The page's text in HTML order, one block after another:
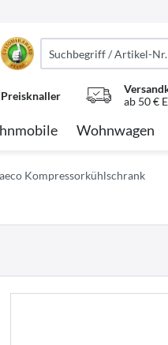
Preisknaller
ab 50 €
Wohnwagen
Kompressorkühlschrank